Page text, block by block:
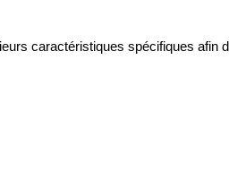
caractéristiques spécifiques afin